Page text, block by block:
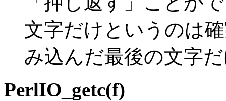
文字だけというのは
み込んだ最後の文字
PerlIO_getc(f)